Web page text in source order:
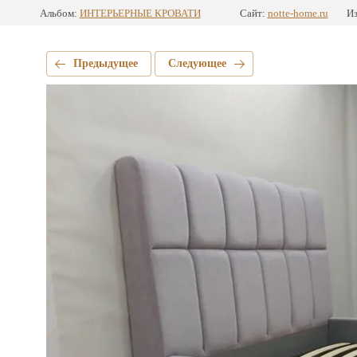
Альбом: ИНТЕРЬЕРНЫЕ КРОВАТИ Сайт: notte-home.ru
Предыдущее Следующее